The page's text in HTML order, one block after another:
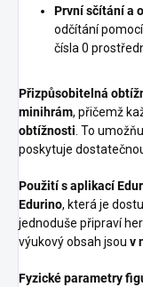
První sčítání a
odčítání
čísla 0
Přizpůsobitelná
minihrám, přičemž
obtížnosti. To
poskytuje
Použití s aplikací
Edurino, která je
jednoduše připraví
výukový obsah jsou v
Fyzické parametry